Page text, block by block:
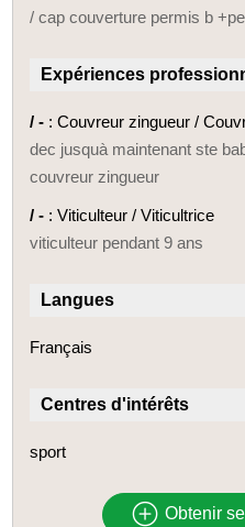
/ cap couverture permis b
Expériences
/ - : Couvreur zingueur /
dec jusquà maintenant ste
couvreur zingueur
/ - : Viticulteur / Viticultrice
viticulteur pendant 9 ans
Langues
Français
Centres d'intérêts
sport
Obtenir